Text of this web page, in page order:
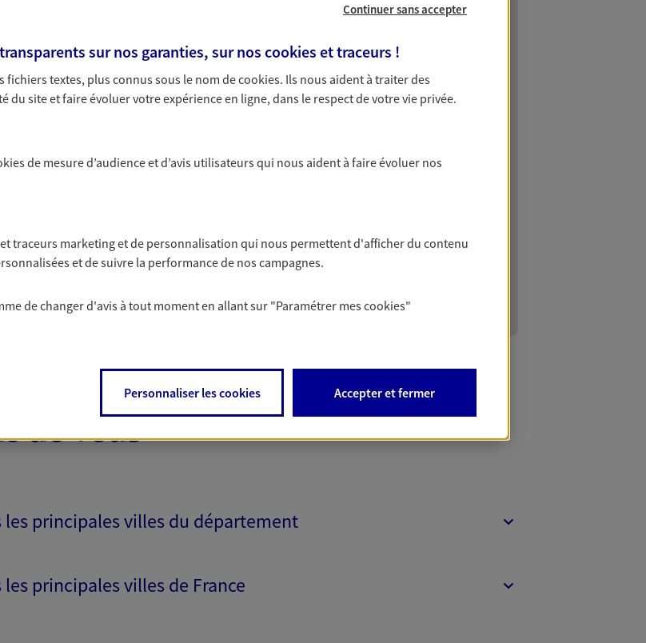
France
SITE WEB
de vous
les principales villes du département
principales villes de France
Continuer sans accepter
sur nos garanties, sur noscookies et traceurs !
fichiers textes, plus connus sous le nom decookies. Ils nous aident à traiter des
site et faire évoluer votre expérience en ligne, dans le respect de votre vie privée.
de mesure d’audience et d’avis utilisateurs qui nous aident à faire évoluer nos
traceurs marketing et de personnalisation qui nous permettent d'afficher du contenu
et de suivre la performance de nos campagnes.
de changer d'avis à tout moment en allant sur "Paramétrer mescookies"
Personnaliser les cookies Accepter et fermer